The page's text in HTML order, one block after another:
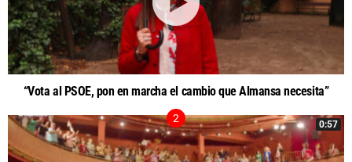
“Vota al PSOE, pon en marcha el cambio que Almansa necesita”
0:57